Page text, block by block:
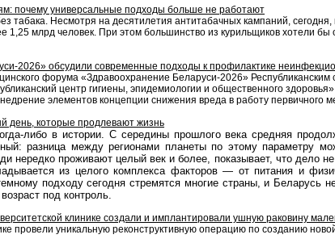
почему универсальные подходы больше не работают
табака. Несмотря на десятилетия антитабачных кампаний,
млрд человек. При этом большинство из курильщиков хотели бы
2026» обсудили современные подходы к профилактике
форума «Здравоохранение Беларуси-2026»
центр гигиены, эпидемиологии и общественного
элементов концепции снижения вреда в работу первичного
день, которые продлевают жизнь
либо в истории. С середины прошлого века средняя
разница между регионами планеты по этому параметру
нередко проживают целый век и более, показывает, что дело
из целого комплекса факторов — от питания и
подходу сегодня стремятся многие страны, и Беларусь
под контроль.
клинике создали и имплантировали ушную раковину
провели уникальную реконструктивную операцию по созданию